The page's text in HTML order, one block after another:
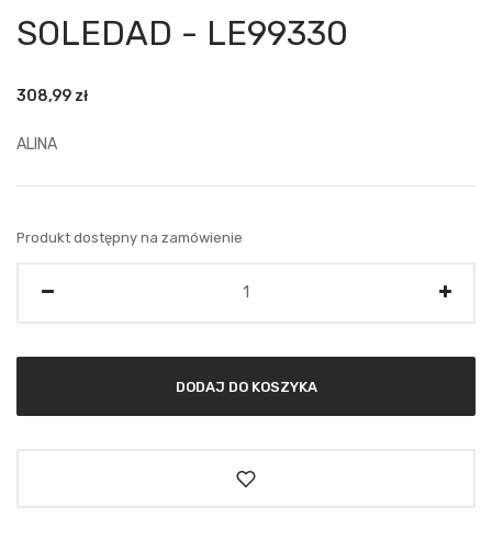
SOLEDAD - LE99330
308,99 zł
ALINA
Produkt dostępny na zamówienie
DODAJ DO KOSZYKA